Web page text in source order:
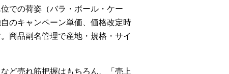
での荷姿（バラ・ボール・ケー
のキャンペーン単価、価格改定時
商品副名管理で産地・規格・サイ
ど売れ筋把握はもちろん、「売上